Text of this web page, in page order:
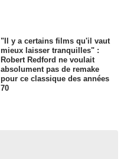
"Il y a certains films qu'il vaut
mieux laisser tranquilles" :
Robert Redford ne voulait
absolument pas de remake
pour ce classique des années
70